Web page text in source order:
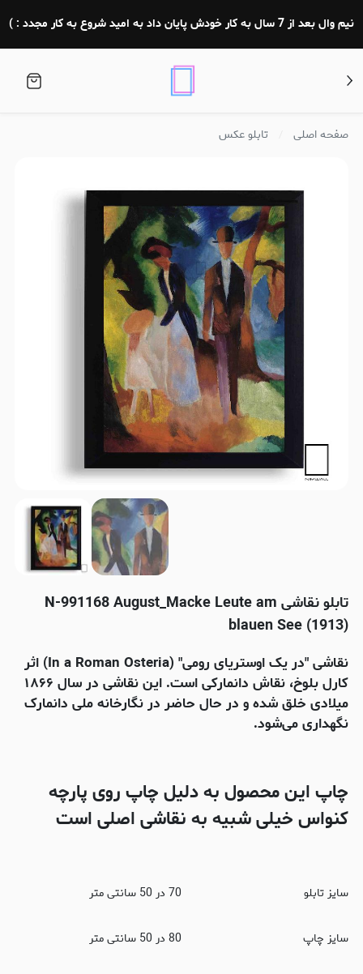
نیم وال بعد از 7 سال به کار خودش پایان داد به امید شروع به کار مجدد : )
صفحه اصلی تابلو عکس
تابلو نقاشی N-991168 August_Macke Leute am
blauen See (1913)
نقاشی "در یک اوستریای رومی" (In a Roman Osteria)
اثر
کارل بلوخ، نقاش دانمارکی است
. این نقاشی در سال ۱۸۶۶
میلادی خلق شده و در حال حاضر در نگارخانه ملی دانمارک
نگهداری می‌شود.
چاپ این محصول به دلیل چاپ روی پارچه
کنواس خیلی شبیه به نقاشی اصلی است
سایز تابلو 70 در 50 سانتی متر
سایز چاپ 80 در 50 سانتی متر